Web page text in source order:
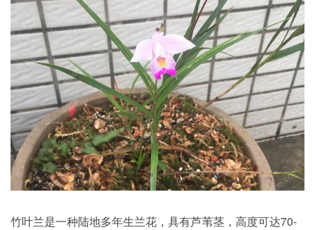
竹叶兰是一种陆地多年生兰花，具有芦苇茎，高度可达70-